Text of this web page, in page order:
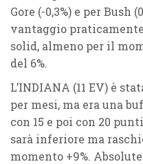
Gore (-0,3%) e per Bush
vantaggio
solid, almeno per il
del 6%.
L’INDIANA (11 EV) è
per mesi, ma era una
con 15 e poi con 20
sarà inferiore ma
momento +9%.